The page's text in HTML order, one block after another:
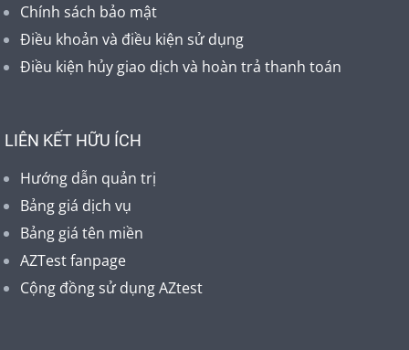
Chính sách bảo mật
Điều khoản và điều kiện sử dụng
Điều kiện hủy giao dịch và hoàn trả thanh toán
LIÊN KẾT HỮU ÍCH
Hướng dẫn quản trị
Bảng giá dịch vụ
Bảng giá tên miền
AZTest fanpage
Cộng đồng sử dụng AZtest